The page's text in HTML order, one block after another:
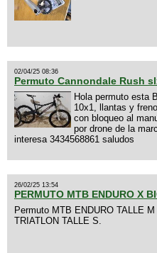
02/04/25 08:36
Permuto Cannondale Rush
Hola permuto esta
10x1, llantas y
con bloqueo al
por drone de la
interesa 3434568861 saludos
26/02/25 13:54
PERMUTO MTB ENDURO X
Permuto MTB ENDURO TALLE
TRIATLON TALLE S.